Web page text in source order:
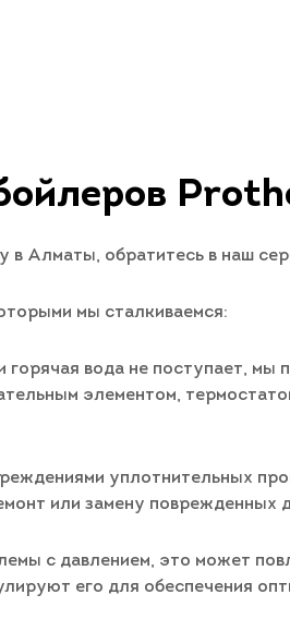
Алматы, обратитесь в наш
мы сталкиваемся:
вода не поступает,
элементом,
уплотнительных
или замену поврежденных
с давлением, это может
его для обеспечения